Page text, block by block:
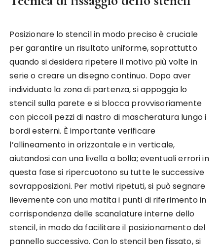
Posizionare lo stencil in modo preciso è cruciale
per garantire un risultato uniforme, soprattutto
quando si desidera ripetere il motivo più volte in
serie o creare un disegno continuo. Dopo aver
individuato la zona di partenza, si appoggia lo
stencil sulla parete e si blocca provvisoriamente
con piccoli pezzi di nastro di mascheratura lungo i
bordi esterni. È importante verificare
l’allineamento in orizzontale e in verticale,
aiutandosi con una livella a bolla; eventuali errori in
questa fase si ripercuotono su tutte le successive
sovrapposizioni. Per motivi ripetuti, si può segnare
lievemente con una matita i punti di riferimento in
corrispondenza delle scanalature interne dello
stencil, in modo da facilitare il posizionamento del
pannello successivo. Con lo stencil ben fissato, si